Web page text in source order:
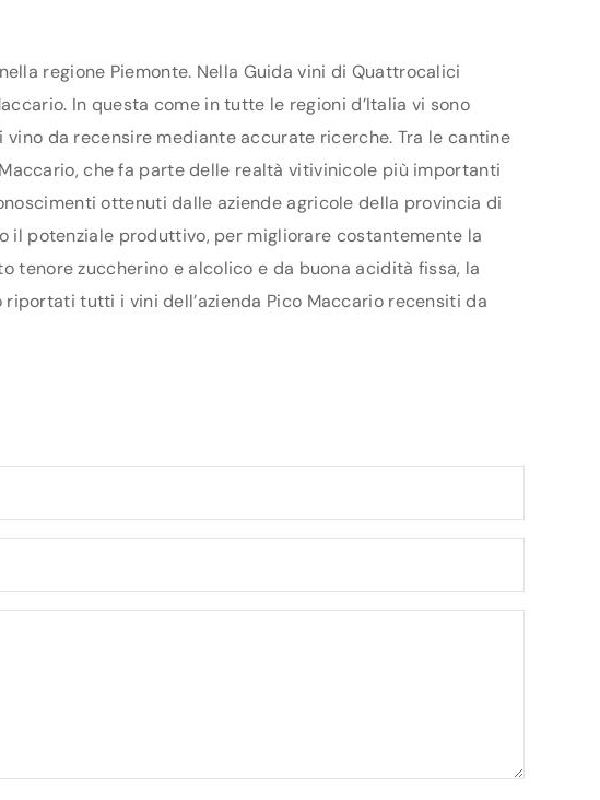
regione Piemonte. Nella Guida vini di Quattrocalici
In questa come in tutte le regioni d’Italia vi sono
da recensire mediante accurate ricerche. Tra le cantine
che fa parte delle realtà vitivinicole più importanti
ottenuti dalle aziende agricole della provincia di
potenziale produttivo, per migliorare costantemente la
tenore zuccherino e alcolico e da buona acidità fissa, la
tutti i vini dell’azienda Pico Maccario recensiti da